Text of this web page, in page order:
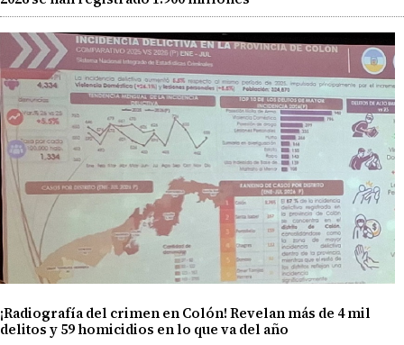
¡Radiografía del crimen en Colón! Revelan más de 4 mil
delitos y 59 homicidios en lo que va del año